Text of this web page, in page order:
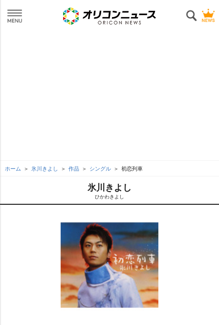
ホーム 氷川きよし 作品 シングル 初恋列車
氷川きよし
ひかわきよし